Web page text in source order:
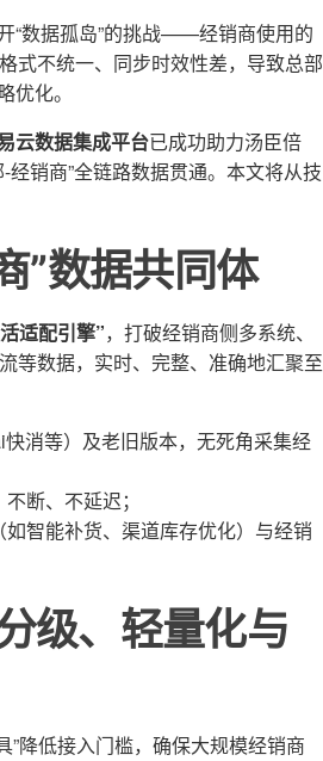
“数据孤岛”的挑战——经销商使用的
式不统一、同步时效性差，导致总部
化。
云数据集成平台已成功助力汤臣倍
销商”全链路数据贯通。本文将从技
”数据共同体
适配引擎”，打破经销商侧多系统、
等数据，实时、完整、准确地汇聚至
消等）及老旧版本，无死角采集经
断、不延迟；
智能补货、渠道库存优化）与经销
级、轻量化与
降低接入门槛，确保大规模经销商